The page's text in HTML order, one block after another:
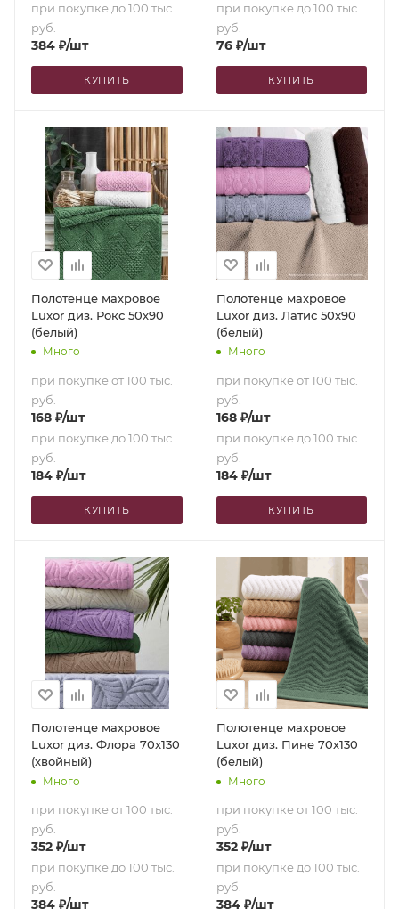
при покупке до 100 тыс.
руб.
384 ₽/шт
КУПИТЬ
при покупке до 100 тыс.
руб.
76₽/шт
КУПИТЬ
Полотенце махровое
Luxor диз. Рокс 50х90
(белый)
Много
при покупке от 100 тыс.
руб.
168 ₽/шт
при покупке до 100 тыс.
руб.
184 ₽/шт
КУПИТЬ
Полотенце махровое
Luxor диз. Латис 50х90
(белый)
Много
при покупке от 100 тыс.
руб.
168₽/шт
при покупке до 100 тыс.
руб.
184₽/шт
КУПИТЬ
Полотенце махровое
Luxor диз. Флора 70х130
(хвойный)
Много
при покупке от 100 тыс.
руб.
352 ₽/шт
при покупке до 100 тыс.
руб.
384 ₽/шт
Полотенце махровое
Luxor диз. Пине 70х130
(белый)
Много
при покупке от 100 тыс.
руб.
352₽/шт
при покупке до 100 тыс.
руб.
384₽/шт